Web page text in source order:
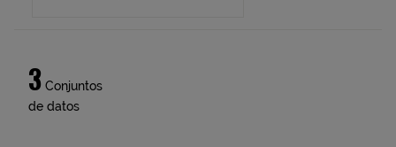
3 Conjuntos
de datos